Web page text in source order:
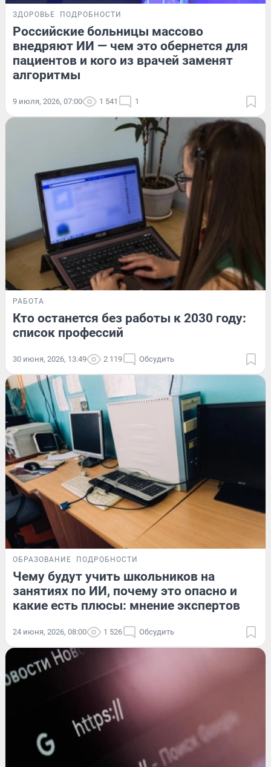
ЗДОРОВЬЕ ПОДРОБНОСТИ
Российские больницы массово
внедряют ИИ — чем это обернется для
пациентов и кого из врачей заменят
алгоритмы
9 июля, 2026, 07:00 1 541 1
РАБОТА
Кто останется без работы к 2030 году:
список профессий
30 июня, 2026, 13:49 2 119 Обсудить
ОБРАЗОВАНИЕ ПОДРОБНОСТИ
Чему будут учить школьников на
занятиях по ИИ, почему это опасно и
какие есть плюсы: мнение экспертов
24 июня, 2026, 08:00 1 526 Обсудить